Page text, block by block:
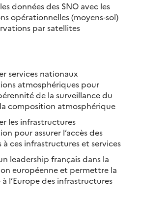
données des SNO avec les
opérationnelles (moyens‐sol)
par satellites
services nationaux
atmosphériques pour
de la surveillance du
composition atmosphérique
les infrastructures
pour assurer l’accès des
à ces infrastructures et services
leadership français dans la
européenne et permettre la
l’Europe des infrastructures